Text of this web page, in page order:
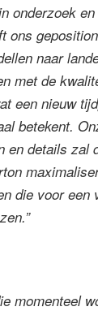
onderzoek
ons
naar
met de
een nieuw
betekent.
en details zal
die voor een
momenteel